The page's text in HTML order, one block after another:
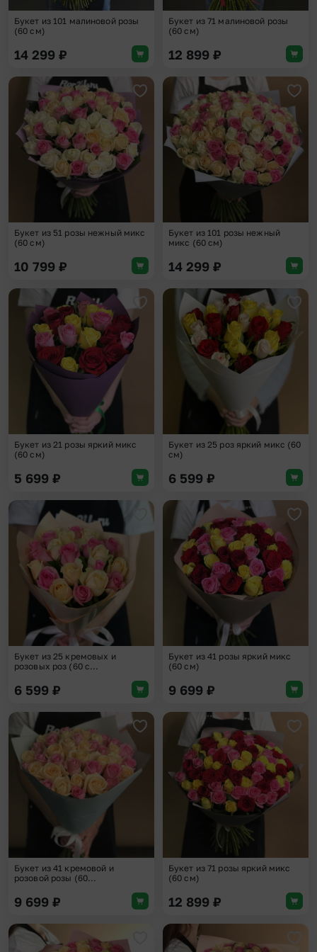
Букет из 101 малиновой розы
(60 см)
14 299 ₽
Букет из 71 малиновой розы
(60 см)
12 899 ₽
Добавить в избранное
Букет из 51 розы нежный микс
(60 см)
10 799 ₽
Букет из 101 розы нежный
микс (60 см)
14 299 ₽
Добавить в избранное
Букет из 21 розы яркий микс
(60 см)
5 699 ₽
Букет из 25 роз яркий микс (60
см)
6 599 ₽
Добавить в избранное
Букет из 25 кремовых и
розовых роз (60 с...
6 599 ₽
Букет из 41 розы яркий микс
(60 см)
9 699 ₽
Добавить в избранное
Букет из 41 кремовой и
розовой розы (60...
9 699 ₽
Букет из 71 розы яркий микс
(60 см)
12 899 ₽